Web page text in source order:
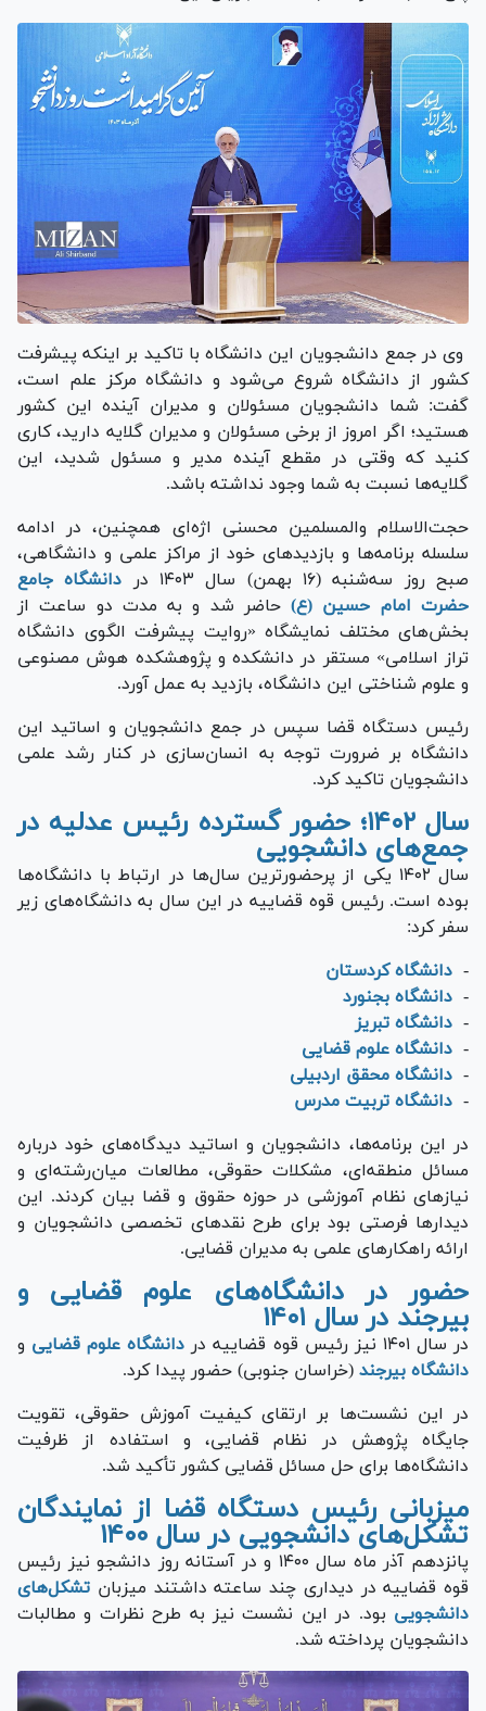
وی در جمع دانشجویان این دانشگاه با تاکید بر اینکه پیشرفت
کشور از دانشگاه شروع می‌شود و دانشگاه مرکز علم است،
گفت: شما دانشجویان مسئولان و مدیران آینده این کشور
هستید؛ اگر امروز از برخی مسئولان و مدیران گلایه دارید، کاری
کنید که وقتی در مقطع آینده مدیر و مسئول شدید، این
گلایه‌ها نسبت به شما وجود نداشته باشد.
حجت‌الاسلام والمسلمین محسنی اژه‌ای همچنین، در ادامه
سلسله برنامه‌ها و بازدید‌های خود از مراکز علمی و دانشگاهی،
صبح روز سه‌شنبه (۱۶ بهمن) سال ۱۴۰۳ در
دانشگاه جامع
حضرت امام حسین (ع)حاضر شد و به مدت دو ساعت از
بخش‌های مختلف نمایشگاه «روایت پیشرفت الگوی دانشگاه
تراز اسلامی» مستقر در دانشکده و پژوهشکده هوش مصنوعی
و علوم شناختی این دانشگاه، بازدید به عمل آورد.
رئیس دستگاه قضا سپس در جمع دانشجویان و اساتید این
دانشگاه بر ضرورت توجه به انسان‌سازی در کنار رشد علمی
دانشجویان تاکید کرد.
سال ۱۴۰۲؛ حضور گسترده رئیس عدلیه در
جمع‌های دانشجویی
سال ۱۴۰۲ یکی از پرحضورترین سال‌ها در ارتباط با دانشگاه‌ها
بوده است. رئیس قوه قضاییه در این سال به دانشگاه‌های زیر
سفر کرد:
- دانشگاه کردستان
- دانشگاه بجنورد
- دانشگاه تبریز
- دانشگاه علوم قضایی
- دانشگاه محقق اردبیلی
- دانشگاه تربیت مدرس
در این برنامه‌ها، دانشجویان و اساتید دیدگاه‌های خود درباره
مسائل منطقه‌ای، مشکلات حقوقی، مطالعات میان‌رشته‌ای و
نیاز‌های نظام آموزشی در حوزه حقوق و قضا بیان کردند. این
دیدار‌ها فرصتی بود برای طرح نقد‌های تخصصی دانشجویان و
ارائه راهکار‌های علمی به مدیران قضایی.
حضور در دانشگاه‌های علوم قضایی و
بیرجند در سال ۱۴۰۱
در سال ۱۴۰۱ نیز رئیس قوه قضاییه در دانشگاه علوم قضایی و
دانشگاه بیرجند (خراسان جنوبی) حضور پیدا کرد.
در این نشست‌ها بر ارتقای کیفیت آموزش حقوقی، تقویت
جایگاه پژوهش در نظام قضایی، و استفاده از ظرفیت
دانشگاه‌ها برای حل مسائل قضایی کشور تأکید شد.
میزبانی رئیس دستگاه قضا از نمایندگان
تشکل‌های دانشجویی در سال ۱۴۰۰
پانزدهم آذر ماه سال ۱۴۰۰ و در آستانه روز دانشجو نیز رئیس
قوه قضاییه در دیداری چند ساعته داشتند میزبان تشکل‌های
دانشجویی بود. در این نشست نیز به طرح نظرات و مطالبات
دانشجویان پرداخته شد.